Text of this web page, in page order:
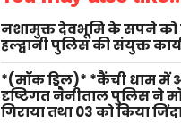
नशामुक्त देवभूमि के सपने को
हल्द्वानी पुलिस की संयुक्त
*(मॉक ड्रिल)* *कैंची धाम में
दृष्टिगत नैनीताल पुलिस ने
गिराया तथा 03 को किया